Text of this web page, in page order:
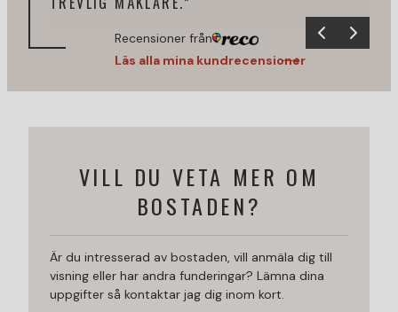
Recensioner från
Läs alla mina kundrecensioner
VILL DU VETA MER OM
BOSTADEN?
Är du intresserad av bostaden, vill anmäla dig till
visning eller har andra funderingar? Lämna dina
uppgifter så kontaktar jag dig inom kort.